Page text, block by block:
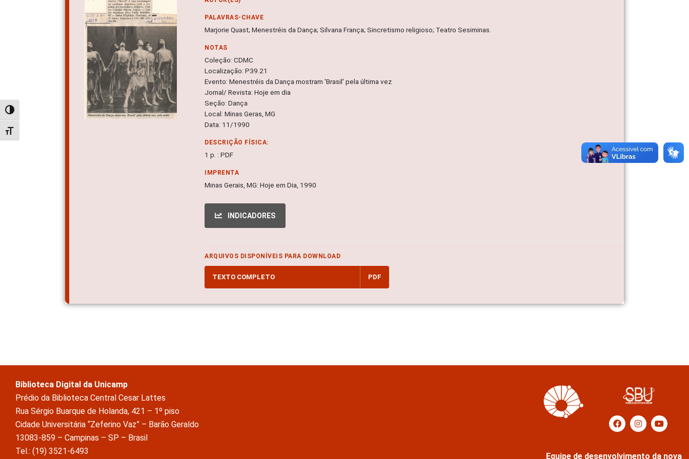
Alternar alto contraste
Alternar tamanho da fonte
PALAVRAS-CHAVE
Marjorie Quast; Menestréis da Dança; Silvana França; Sincretismo religioso; Teatro Sesiminas.
NOTAS
Coleção: CDMC
Localização: P39.21
Evento: Menestréis da Dança mostram 'Brasil' pela última vez
Jornal/ Revista: Hoje em dia
Seção: Dança
Local: Minas Geras, MG
Data: 11/1990
DESCRIÇÃO FÍSICA:
1 p. : PDF
IMPRENTA
Minas Gerais, MG: Hoje em Dia, 1990
INDICADORES
ARQUIVOS DISPONÍVEIS PARA DOWNLOAD
TEXTO COMPLETO PDF
Biblioteca Digital da Unicamp
Prédio da Biblioteca Central Cesar Lattes
Rua Sérgio Buarque de Holanda, 421 – 1º piso
Cidade Universitária “Zeferino Vaz” – Barão Geraldo
13083-859 – Campinas – SP – Brasil
Tel.: (19) 3521-6493
Equipe de desenvolvimento da nova